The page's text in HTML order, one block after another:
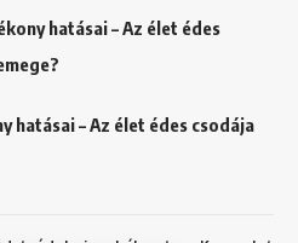
hatásai – Az élet édes
hatásai – Az élet édes csodája